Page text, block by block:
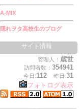
A-MIX
隠れヲタ高校生のブログ
サイト情報
管理人： 歳世
訪問者数： 354941
今日:112 昨日:31
フォトログ表示